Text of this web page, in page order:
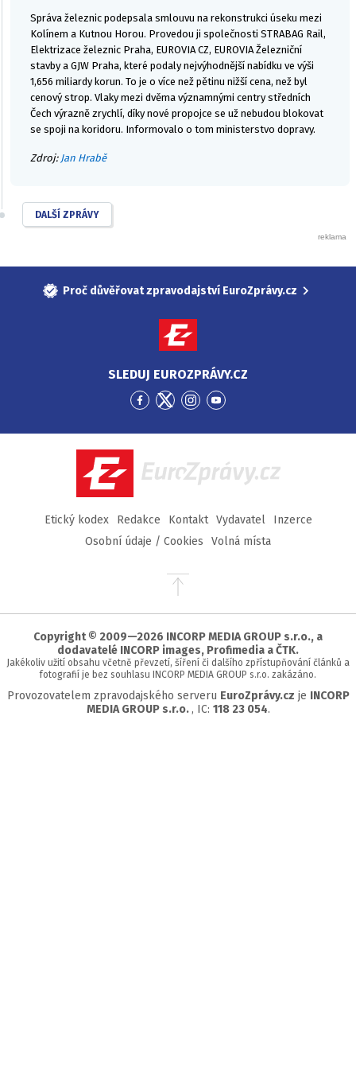
Správa železnic podepsala smlouvu na rekonstrukci úseku mezi
Kolínem a Kutnou Horou. Provedou ji společnosti STRABAG Rail,
Elektrizace železnic Praha, EUROVIA CZ, EUROVIA Železniční
stavby a GJW Praha, které podaly nejvýhodnější nabídku ve výši
1,656 miliardy korun. To je o více než pětinu nižší cena, než byl
cenový strop. Vlaky mezi dvěma významnými centry středních
Čech výrazně zrychlí, díky nové propojce se už nebudou blokovat
se spoji na koridoru. Informovalo o tom ministerstvo dopravy.
Zdroj: Jan Hrabě
DALŠÍ ZPRÁVY
Proč důvěřovat zpravodajství EuroZprávy.cz
SLEDUJ EUROZPRÁVY.CZ
Přejít
Facebook
Přejít
Twitter
Přejít
Instagram
Přejít
YouTube
EuroZprávy.cz
Etický kodex Redakce Kontakt Vydavatel
Inzerce
Osobní údaje / Cookies
Volná místa
Přejít
stránky
Copyright © 2009—2026 INCORP MEDIA GROUP s.r.o., a
dodavatelé INCORP images, Profimedia a ČTK.
Jakékoliv užití obsahu včetně převzetí, šíření či dalšího zpřístupňování článků a
fotografií je bez souhlasu INCORP MEDIA GROUP s.r.o. zakázáno.
Provozovatelem zpravodajského serveru EuroZprávy.cz je INCORP
MEDIA GROUP s.r.o., IC: 118 23 054.